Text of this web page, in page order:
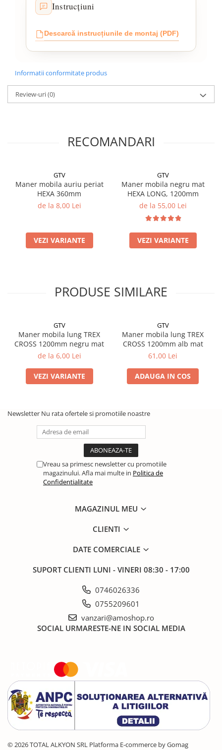
Instrucțiuni
Descarcă instrucțiunile de montaj (PDF)
Informatii conformitate produs
Review-uri(0)
RECOMANDARI
GTV
Maner mobila auriu periat
HEXA 360mm
de la 8,00 Lei
VEZI VARIANTE
GTV
Maner mobila negru mat
HEXA LONG, 1200mm
de la 55,00 Lei
VEZI VARIANTE
PRODUSE SIMILARE
GTV
Maner mobila lung TREX
CROSS 1200mm negru mat
de la 6,00 Lei
VEZI VARIANTE
GTV
Maner mobila lung TREX
CROSS 1200mm alb mat
61,00 Lei
ADAUGA IN COS
Newsletter Nu rata ofertele si promotiile noastre
Vreau sa primesc newsletter cu promotiile
magazinului. Afla mai multe in Politica de
Confidentialitate
MAGAZINUL MEU
CLIENTI
DATE COMERCIALE
SUPORT CLIENTI LUNI - VINERI 08:30 - 17:00
0746026336
0755209601
vanzari@amoshop.ro
SOCIAL URMARESTE-NE IN SOCIAL MEDIA
© 2026 TOTAL ALKYON SRL Platforma E-commerce by Gomag